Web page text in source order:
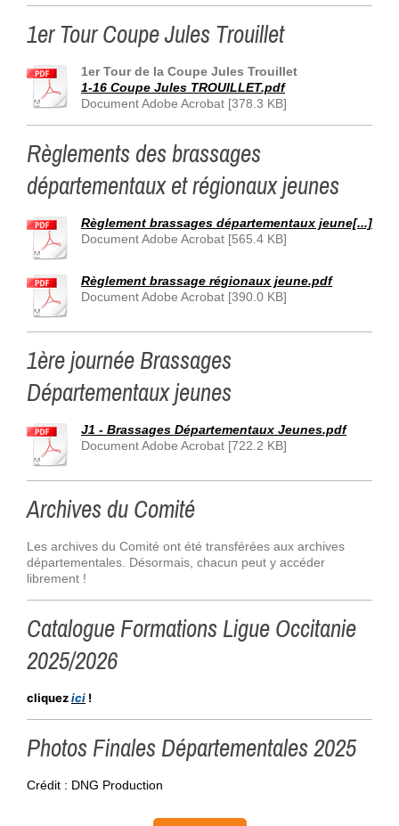
1er Tour Coupe Jules Trouillet
1er Tour de la Coupe Jules Trouillet
1-16 Coupe Jules TROUILLET.pdf
Document Adobe Acrobat [378.3 KB]
Règlements des brassages
départementaux et régionaux jeunes
Règlement brassages départementaux jeune[...]
Document Adobe Acrobat [565.4 KB]
Règlement brassage régionaux jeune.pdf
Document Adobe Acrobat [390.0 KB]
1ère journée Brassages
Départementaux jeunes
J1 - Brassages Départementaux Jeunes.pdf
Document Adobe Acrobat [722.2 KB]
Archives du Comité
Les archives du Comité ont été transférées aux archives
départementales. Désormais, chacun peut y accéder
librement !
Catalogue Formations Ligue Occitanie
2025/2026
cliquezici !
Photos Finales Départementales 2025
Crédit : DNG Production